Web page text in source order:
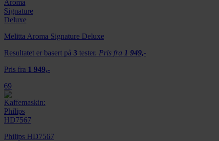
Melitta Aroma Signature Deluxe
Resultatet er basert på 3 tester. Pris fra 1 949,-
Pris fra 1 949,-
69
Philips HD7567